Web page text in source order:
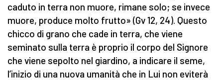
caduto in terra non muore, rimane solo; se invece
muore, produce molto frutto» (Gv 12, 24). Questo
chicco di grano che cade in terra, che viene
seminato sulla terra è proprio il corpo del Signore
che viene sepolto nel giardino, a indicare il seme,
l’inizio di una nuova umanità che in Lui non eviterà